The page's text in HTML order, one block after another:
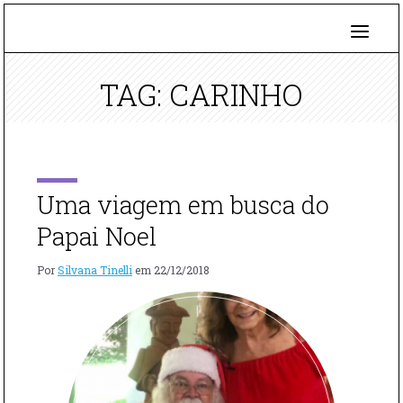
TAG: CARINHO
Uma viagem em busca do
Papai Noel
PorSilvana Tinelli em 22/12/2018